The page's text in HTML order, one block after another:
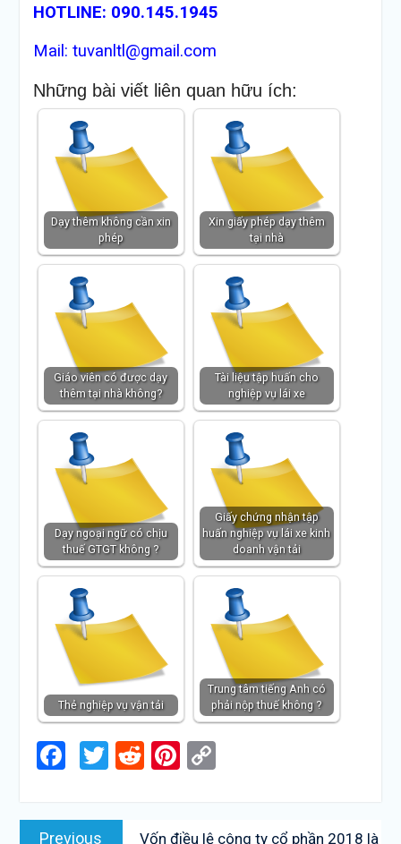
HOTLINE: 090.145.1945
Mail: tuvanltl@gmail.com
Những bài viết liên quan hữu ích:
Dạy thêm không cần xin
phép
Xin giấy phép dạy thêm
tại nhà
Giáo viên có được dạy
thêm tại nhà không?
Tài liệu tập huấn cho
nghiệp vụ lái xe
Dạy ngoại ngữ có chịu
thuế GTGT không ?
Giấy chứng nhận tập
huấn nghiệp vụ lái xe kinh
doanh vận tải
Thẻ nghiệp vụ vận tải
Trung tâm tiếng Anh có
phải nộp thuế không ?
Facebook
Twitter
RedditPinterest
Copy
Điều
Previous
Previous
Vốn điều lệ công ty cổ phần 2018 là